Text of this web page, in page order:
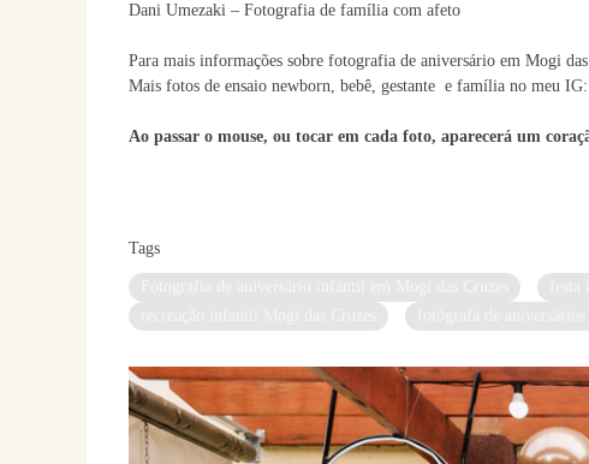
Dani Umezaki – Fotografia de família com afeto
Para mais informações sobre fotografia de aniversário em Mogi
Mais fotos de ensaio newborn, bebê, gestante e família no meu IG:
Ao passar o mouse, ou tocar em cada foto, aparecerá um
Tags